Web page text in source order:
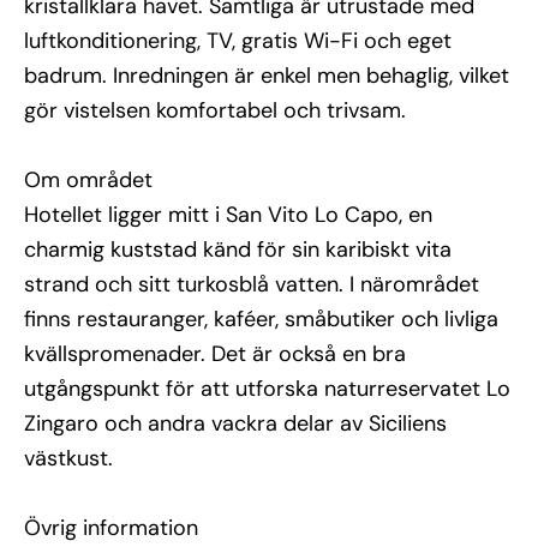
kristallklara havet. Samtliga är utrustade med
luftkonditionering, TV, gratis Wi-Fi och eget
badrum. Inredningen är enkel men behaglig, vilket
gör vistelsen komfortabel och trivsam.
Om området
Hotellet ligger mitt i San Vito Lo Capo, en
charmig kuststad känd för sin karibiskt vita
strand och sitt turkosblå vatten. I närområdet
finns restauranger, kaféer, småbutiker och livliga
kvällspromenader. Det är också en bra
utgångspunkt för att utforska naturreservatet Lo
Zingaro och andra vackra delar av Siciliens
västkust.
Övrig information